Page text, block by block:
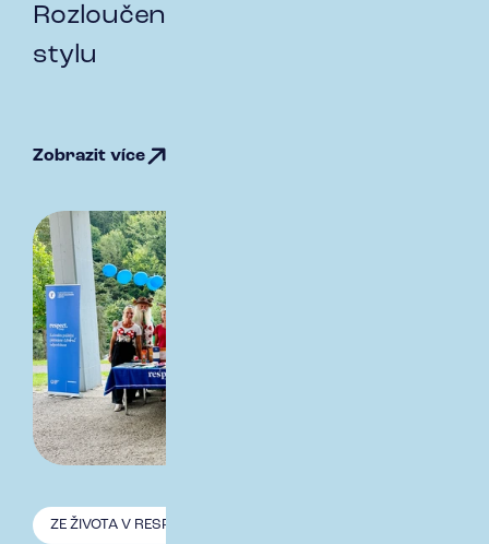
Rozloučení s létem ve skvělém
stylu
Zobrazit více
ZE ŽIVOTA V RESPECT